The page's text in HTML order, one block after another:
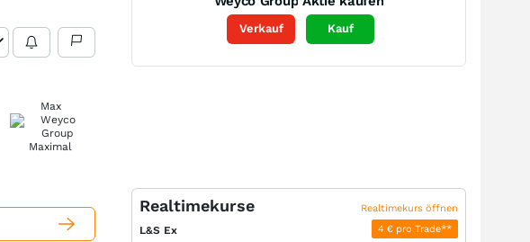
Max
Verkauf Kauf
Realtimekurse Realtimekurs öffnen
L&S Ex 4 € pro Trade**